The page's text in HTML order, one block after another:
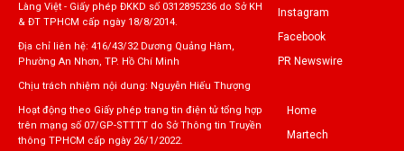
Làng Việt - Giấy phép ĐKKD số 0312895236 do Sở KH
& ĐT TPHCM cấp ngày 18/8/2014.
Địa chỉ liên hệ: 416/43/32 Dương Quảng Hàm,
Phường An Nhơn, TP. Hồ Chí Minh
Chịu trách nhiệm nội dung: Nguyễn Hiếu Thượng
Hoạt động theo Giấy phép trang tin điện tử tổng hợp
trên mạng số 07/GP-STTTT do Sở Thông tin Truyền
thông TPHCM cấp ngày 26/1/2022.
Instagram
Facebook
PR Newswire
Home
Martech